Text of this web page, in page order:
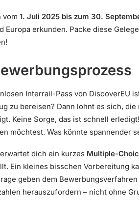
vom 1. Juli 2025 bis zum 30.
Europa erkunden. Packe diese
Interrail-Pass von DiscoverEU
zu bereisen? Dann lohnt es sich,
Keine Sorge, das ist schnell
möchtest. Was könnte spannender
dich ein kurzes Multiple-
Ein kleines bisschen Vorbereitung
geben dem
herauszufordern – nicht ohne